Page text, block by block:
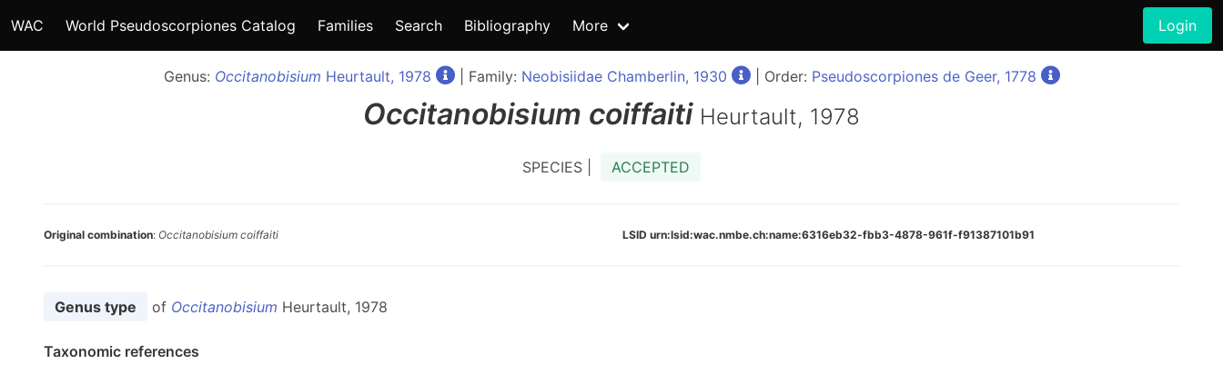
WAC World Pseudoscorpiones Catalog Families Search Bibliography More Login
Genus: Occitanobisium Heurtault, 1978 | Family: Neobisiidae Chamberlin, 1930 | Order: Pseudoscorpiones de Geer, 1778
Occitanobisium coiffaiti Heurtault, 1978
SPECIES | ACCEPTED
Original combination: Occitanobisium coiffaiti LSID urn:lsid:wac.nmbe.ch:name:6316eb32-fbb3-4878-961f-f91387101b91
Genus type of Occitanobisium Heurtault, 1978
Taxonomic references